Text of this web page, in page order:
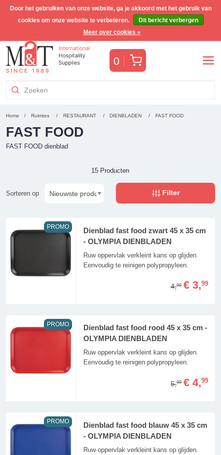
Gratis Benelux verzending voor orders >€255(incl. BTW)
0 Winkelwagen
Home Ruimtes RESTAURANT DIENBLADEN FAST FOOD
FAST FOOD
FAST FOOD dienblad
15 Producten
Sorteren op Filter
PROMO
Dienblad fast food zwart 45 x 35 cm
- OLYMPIA DIENBLADEN
Ruw oppervlak verkleint kans op glijden.
Eenvoudig te reinigen polypropyleen.
4,99 € 3,99
PROMO
Dienblad fast food rood 45 x 35 cm -
OLYMPIA DIENBLADEN
Ruw oppervlak verkleint kans op glijden.
Eenvoudig te reinigen polypropyleen.
5,99 € 4,99
PROMO
Dienblad fast food blauw 45 x 35 cm
- OLYMPIA DIENBLADEN
Ruw oppervlak verkleint kans op glijden.
Door het gebruiken van onze website, ga je akkoord met het gebruik van
cookies om onze website te verbeteren.
Dit bericht verbergen
Meer over cookies »